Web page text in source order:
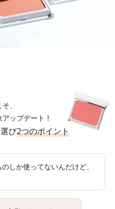
、
ップデート！
び2つのポイント
しか使ってないんだけど、